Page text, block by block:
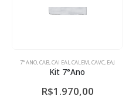
7° ANO,CAB,CAI EAI,CALEM,CAVC, EAJ
Kit 7°Ano
R$1.970,00